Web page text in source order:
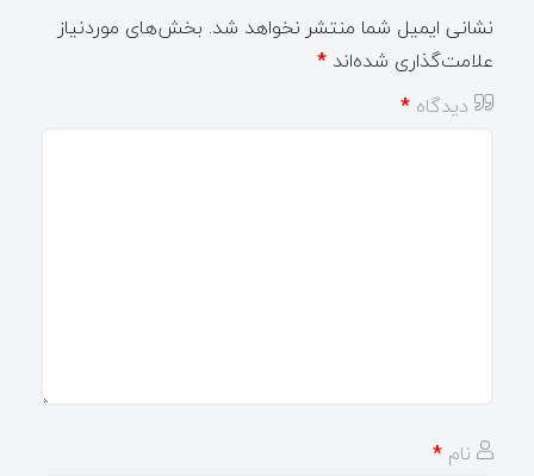
نشانی ایمیل شما منتشر نخواهد شد. بخش‌های موردنیاز
علامت‌گذاری شده‌اند *
دیدگاه *
نام *